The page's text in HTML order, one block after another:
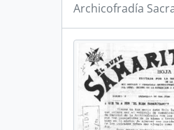
Archicofradía